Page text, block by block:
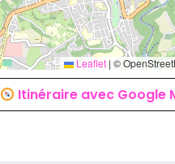
Leaflet | ©
Itinéraire avec Google